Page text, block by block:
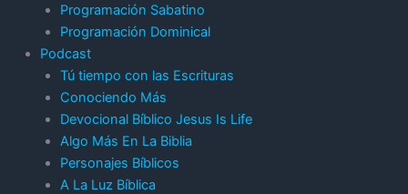
Programación Sabatino
Programación Dominical
Podcast
Tú tiempo con las Escrituras
Conociendo Más
Devocional Bíblico Jesus Is Life
Algo Más En La Biblia
Personajes Bíblicos
A La Luz Bíblica